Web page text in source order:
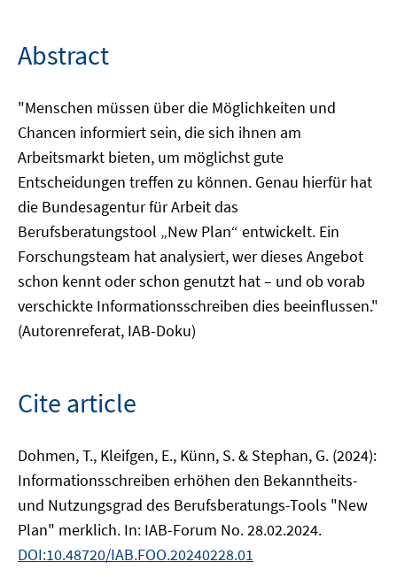
Abstract
"Menschen müssen über die Möglichkeiten und
Chancen informiert sein, die sich ihnen am
Arbeitsmarkt bieten, um möglichst gute
Entscheidungen treffen zu können. Genau hierfür hat
die Bundesagentur für Arbeit das
Berufsberatungstool „New Plan“ entwickelt. Ein
Forschungsteam hat analysiert, wer dieses Angebot
schon kennt oder schon genutzt hat – und ob vorab
verschickte Informationsschreiben dies beeinflussen."
(Autorenreferat, IAB-Doku)
Cite article
Dohmen, T., Kleifgen, E., Künn, S. & Stephan, G. (2024):
Informationsschreiben erhöhen den Bekanntheits-
und Nutzungsgrad des Berufsberatungs-Tools "New
Plan" merklich. In: IAB-Forum No. 28.02.2024.
DOI:10.48720/IAB.FOO.20240228.01